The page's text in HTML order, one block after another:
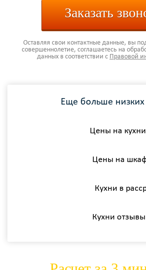
Заказать
Оставляя свои контактные данные, вы
совершеннолетие, соглашаетесь на
данных в соответствии с Правовой
Еще больше
Цены на кухни
Цены на
Кухни в
Кухни отзывы